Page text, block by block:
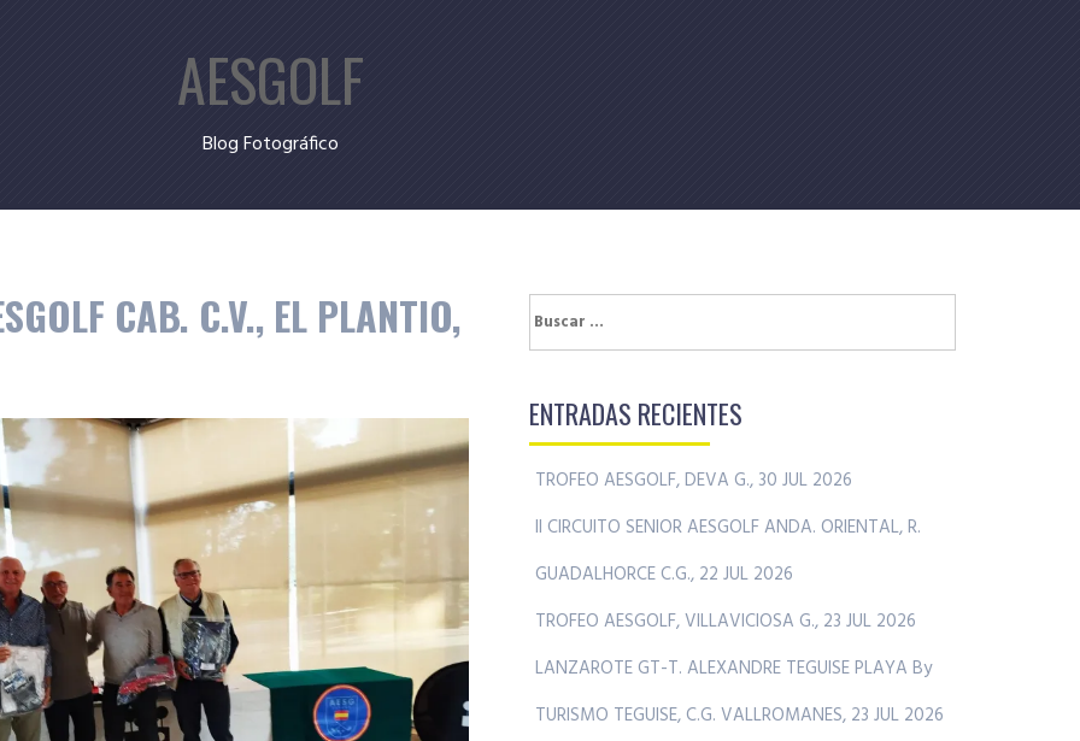
AESGOLF
Blog Fotográfico
CAB. C.V., EL PLANTIO, Buscar:
ENTRADAS RECIENTES
TROFEO AESGOLF, DEVA G., 30 JUL 2026
II CIRCUITO SENIOR AESGOLF ANDA. ORIENTAL, R.
GUADALHORCE C.G., 22 JUL 2026
TROFEO AESGOLF, VILLAVICIOSA G., 23 JUL 2026
LANZAROTE GT-T. ALEXANDRE TEGUISE PLAYA By
TURISMO TEGUISE, C.G. VALLROMANES, 23 JUL 2026